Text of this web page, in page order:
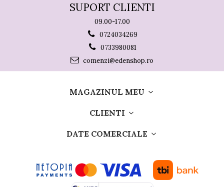
SUPORT CLIENTI
09.00-17.00
0724034269
0733980081
comenzi@edenshop.ro
MAGAZINUL MEU
CLIENTI
DATE COMERCIALE